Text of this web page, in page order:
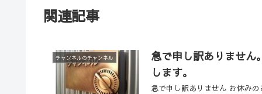
関連記事
チャンネルのチャンネル
急で申し訳ありません
します。
急で申し訳ありません お休み